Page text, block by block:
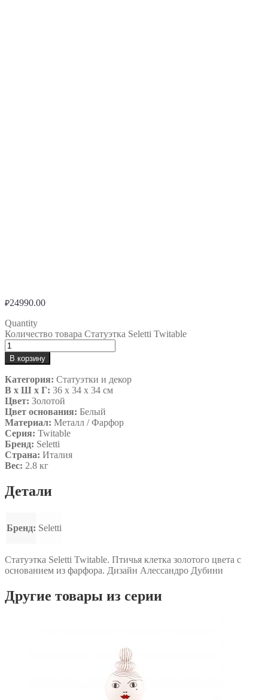
₽24990.00
Quantity
Количество товара Статуэтка Seletti Twitable
В корзину
Категория: Статуэтки и декор
В х Ш х Г: 36 x 34 x 34 см
Цвет: Золотой
Цвет основания: Белый
Материал: Металл / Фарфор
Серия: Twitable
Бренд: Seletti
Страна: Италия
Вес: 2.8 кг
Детали
Бренд: Seletti
Статуэтка Seletti Twitable. Птичья клетка золотого цвета с
основанием из фарфора. Дизайн Алессандро Дубини
Другие товары из серии